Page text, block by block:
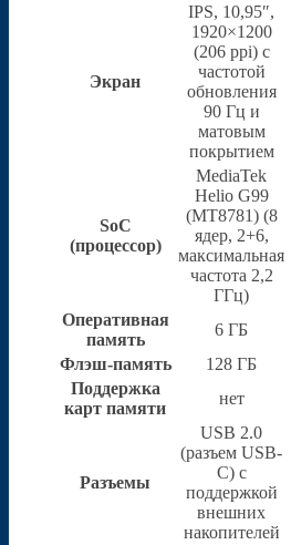
Экран
IPS, 10,95″,
1920×1200
(206 ppi) с
частотой
обновления
90 Гц и
матовым
покрытием
SoC
(процессор)
MediaTek
Helio G99
(MT8781) (8
ядер, 2+6,
максимальная
частота 2,2
ГГц)
Оперативная
память
6 ГБ
Флэш-память
128 ГБ
Поддержка
карт памяти
нет
Разъемы
USB 2.0
(разъем USB-
C) с
поддержкой
внешних
накопителей